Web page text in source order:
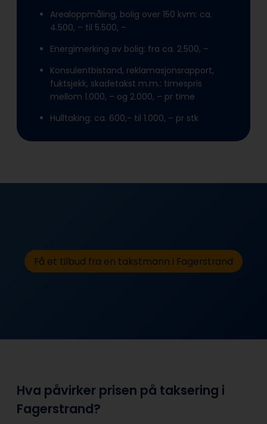
Arealoppmåling, bolig over 150 kvm: ca.
4.500, – til 5.500, –
Energimerking av bolig: fra ca. 2.500, –
Konsulentbistand, reklamasjonsrapport,
fuktsjekk, skadetakst m.m.: timespris
mellom 1.000, – og 2.000, – pr time
Hulltaking: ca. 600,- til 1.000, – pr stk
Få et tilbud fra en takstmann i Fagerstrand
Hva påvirker prisen på taksering i
Fagerstrand?